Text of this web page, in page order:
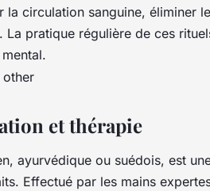
circulation sanguine, éliminer
pratique régulière de ces
et thérapie
ayurvédique ou suédois, est
Effectué par les mains